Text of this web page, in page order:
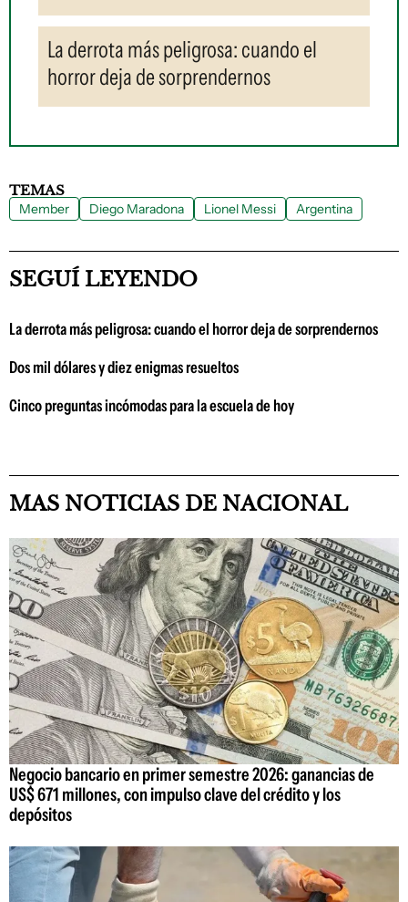
La derrota más peligrosa: cuando el
horror deja de sorprendernos
TEMAS
Member Diego Maradona Lionel Messi Argentina
SEGUÍ LEYENDO
La derrota más peligrosa: cuando el horror deja de sorprendernos
Dos mil dólares y diez enigmas resueltos
Cinco preguntas incómodas para la escuela de hoy
MAS NOTICIAS DE NACIONAL
Negocio bancario en primer semestre 2026: ganancias de
US$ 671 millones, con impulso clave del crédito y los
depósitos